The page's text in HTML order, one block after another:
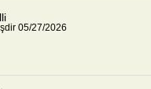
05/27/2026